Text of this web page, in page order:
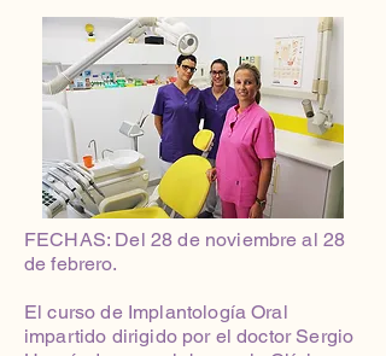
FECHAS: Del 28 de noviembre al 28
de febrero.
El curso de Implantología Oral
impartido dirigido por el doctor Sergio